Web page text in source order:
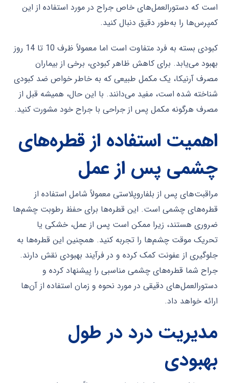
است که دستورالعمل‌های خاص جراح در مورد استفاده از این
کمپرس‌ها را به‌طور دقیق دنبال کنید.
کبودی بسته به فرد متفاوت است اما معمولاً ظرف 10 تا 14 روز
بهبود می‌یابد. برای کاهش ظاهر کبودی، برخی از بیماران
مصرف آرنیکا، یک مکمل طبیعی که به خاطر خواص ضد کبودی
شناخته شده است، مفید می‌دانند. با این حال، همیشه قبل از
مصرف هرگونه مکمل پس از جراحی با جراح خود مشورت کنید.
اهمیت استفاده از قطره‌های
چشمی پس از عمل
مراقبت‌های پس از بلفاروپلاستی معمولاً شامل استفاده از
قطره‌های چشمی است. این قطره‌ها برای حفظ رطوبت چشم‌ها
ضروری هستند، زیرا ممکن است پس از عمل، خشکی یا
تحریک موقت چشم‌ها را تجربه کنید. همچنین این قطره‌ها به
جلوگیری از عفونت کمک کرده و در فرآیند بهبودی نقش دارند.
جراح شما قطره‌های چشمی مناسبی را پیشنهاد کرده و
دستورالعمل‌های دقیقی در مورد نحوه و زمان استفاده از آن‌ها
ارائه خواهد داد.
مدیریت درد در طول
بهبودی